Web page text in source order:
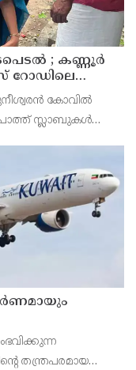
; കണ്ണൂർ
റോഡിലെ
കോവിൽ
സ്ലാബുകൾ
വക
തന്ത്രപരമായ